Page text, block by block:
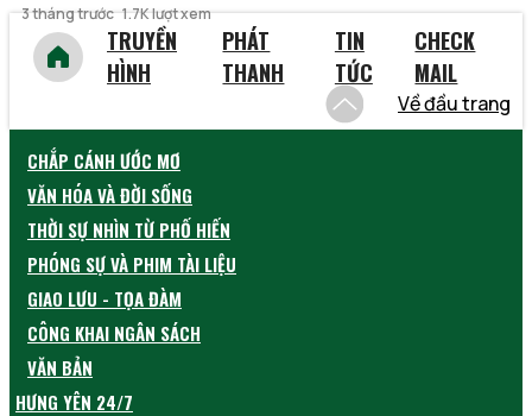
3 tháng trước 1.7K lượt xem
TRUYỀN
HÌNH
PHÁT
THANH
TIN
TỨC
CHECK
MAIL
Về đầu trang
CHẮP CÁNH ƯỚC MƠ
VĂN HÓA VÀ ĐỜI SỐNG
THỜI SỰ NHÌN TỪ PHỐ HIẾN
PHÓNG SỰ VÀ PHIM TÀI LIỆU
GIAO LƯU - TỌA ĐÀM
CÔNG KHAI NGÂN SÁCH
VĂN BẢN
HƯNG YÊN 24/7